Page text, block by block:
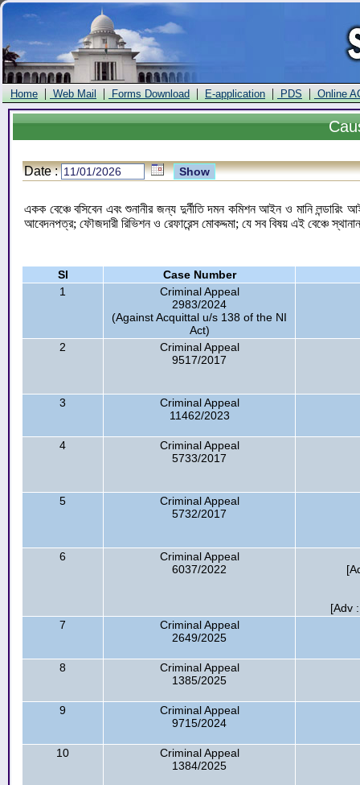
Home | Web Mail | Forms Download | E-application | PDS | Online
Date :
একক বেঞ্চে বসিবেন এবং শুনানীর জন্য দুর্নীতি দমন কমিশন আইন ও মানি
আবেদনপত্র; ফৌজদারী রিভিশন ও রেফারেন্স মোকদ্দমা; যে সব বিষয় এই বেঞ্চে
Sl
Case Number
1
Criminal Appeal
2983/2024
(Against Acquittal u/s 138 of the NI
Act)
2
Criminal Appeal
9517/2017
3
Criminal Appeal
11462/2023
4
Criminal Appeal
5733/2017
5
Criminal Appeal
5732/2017
6
Criminal Appeal
6037/2022
[Adv
7
Criminal Appeal
2649/2025
8
Criminal Appeal
1385/2025
9
Criminal Appeal
9715/2024
10
Criminal Appeal
1384/2025